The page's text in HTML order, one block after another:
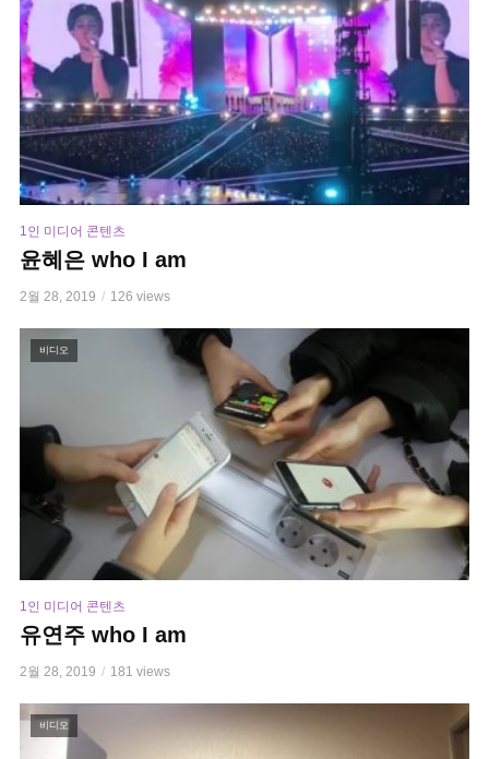
1인 미디어 콘텐츠
윤혜은 who I am
2월 28, 2019 126 views
비디오
1인 미디어 콘텐츠
유연주 who I am
2월 28, 2019 181 views
비디오